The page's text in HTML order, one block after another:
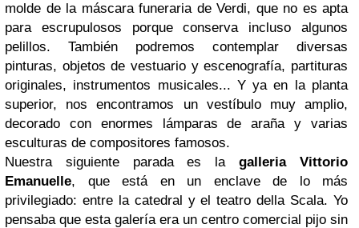
molde de la máscara funeraria de Verdi, que no es apta
para escrupulosos porque conserva incluso algunos
pelillos. También podremos contemplar diversas
pinturas, objetos de vestuario y escenografía, partituras
originales, instrumentos musicales... Y ya en la planta
superior, nos encontramos un vestíbulo muy amplio,
decorado con enormes lámparas de araña y varias
esculturas de compositores famosos.
Nuestra siguiente parada es lagalleria Vittorio
Emanuelle, que está en un enclave de lo más
privilegiado: entre la catedral y el teatro della Scala. Yo
pensaba que esta galería era un centro comercial pijo sin